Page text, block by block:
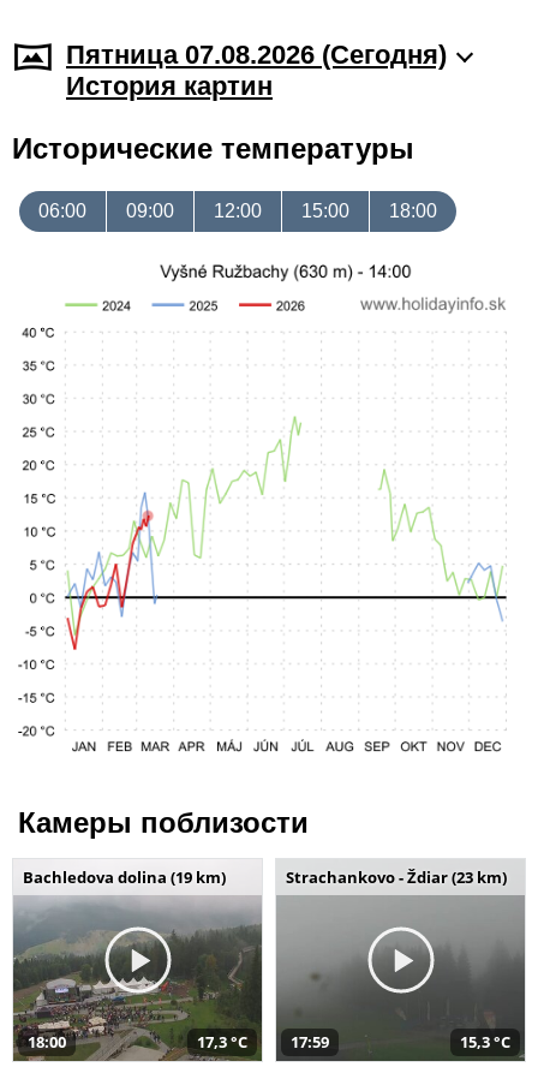
Пятница 07.08.2026 (Cегодня)
История картин
Исторические температуры
06:00 09:00 12:00 15:00 18:00
Камеры поблизости
Bachledova dolina (19 km)
18:00 17,3 °C
Strachankovo - Ždiar (23 km)
17:59 15,3 °C